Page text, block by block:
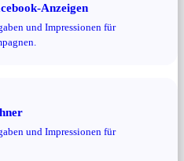
Anzeigen
und Impressionen für
und Impressionen für